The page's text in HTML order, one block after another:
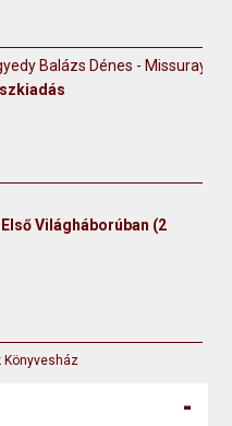
Balázs Dénes - Missuray-
Világháborúban (2
Könyvesház
-